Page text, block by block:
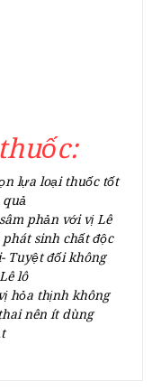
lựa loại thuốc tốt
phản với vị Lê
sinh chất độc
Tuyệt đối không
lô
hỏa thịnh không
nên ít dùng